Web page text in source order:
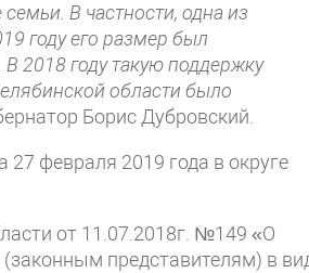
В частности, одна из
году его размер был
2018 году такую поддержку
области было
Борис Дубровский.
февраля 2019 года в округе
от 11.07.2018г. №149 «О
представителям) в